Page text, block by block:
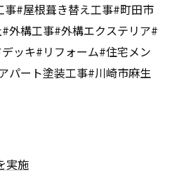
#屋根葺き替え工事#町田市
外構工事#外構エクステリア#
ッキ#リフォーム#住宅メン
パート塗装工事#川崎市麻生
実施